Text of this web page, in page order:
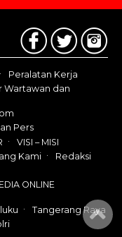
Peralatan Kerja
Wartawan dan
Pers
VISI – MISI
Kami
Redaksi
ONLINE
Tangerang Raya